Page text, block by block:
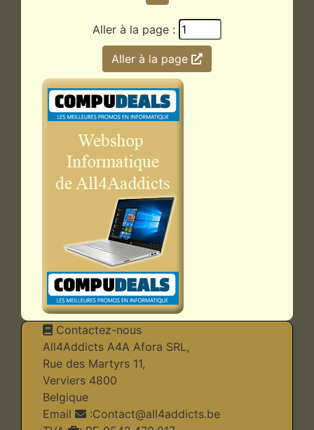
Aller à la page :
Aller à la page
Contactez-nous
All4Addicts A4A Afora SRL,
Rue des Martyrs 11,
Verviers 4800
Belgique
Email
:Contact@all4addicts.be